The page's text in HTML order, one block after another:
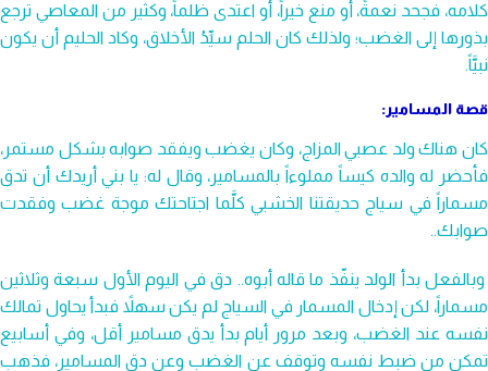
كلامه، فجحد نعمةً، أو منع خيراً، أو اعتدى ظلماً، وكثير من المعاصي ترجع
بذورها إلى الغضب؛ ولذلك كان الحلم سيِّدُ الأخلاق، وكاد الحليم أن يكون
نبيَّاً.
قصة المسامير:
كان هناك ولد عصبي المزاج، وكان يغضب ويفقد صوابه بشكل مستمر،
فأحضر له والده كيساً مملوءاً بالمسامير، وقال له: يا بني أريدك أن تدق
مسماراً في سياج حديقتنا الخشبي كلَّما اجتاحتك موجة غضب وفقدت
صوابك..
وبالفعل بدأ الولد ينفّذ ما قاله أبوه.. دق في اليوم الأول سبعة وثلاثين
مسماراً، لكن إدخال المسمار في السياج لم يكن سهلاً فبدأ يحاول تمالك
نفسه عند الغضب، وبعد مرور أيام بدأ يدق مسامير أقل، وفي أسابيع
تمكن من ضبط نفسه وتوقف عن الغضب وعن دق المسامير، فذهب